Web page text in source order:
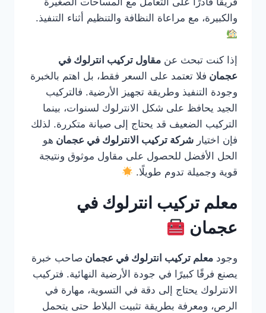
والكبيرة، مع مراعاة النظافة والتنظيم أثناء التنفيذ.
إذا كنت تبحث عن مقاول تركيب انترلوك في
عجمان فلا تعتمد على السعر فقط، بل اهتم بالخبرة
وجودة التنفيذ وطريقة تجهيز الأرضية. فالتركيب
الجيد يحافظ على شكل الانترلوك لسنوات، بينما
التركيب الضعيف قد يحتاج إلى صيانة متكررة. لذلك
فإن اختيار شركة تركيب الانترلوك في عجمان هو
الحل الأفضل للحصول على مقاول موثوق ونتيجة
قوية وجميلة تدوم طويلًا.
معلم تركيب انترلوك في
عجمان
وجود معلم تركيب انترلوك في عجمان صاحب خبرة
يصنع فرقًا كبيرًا في جودة الأرضية النهائية. فتركيب
الانترلوك يحتاج إلى دقة في التسوية، مهارة في
الرص، ومعرفة بطريقة تثبيت البلاط حتى يتحمل